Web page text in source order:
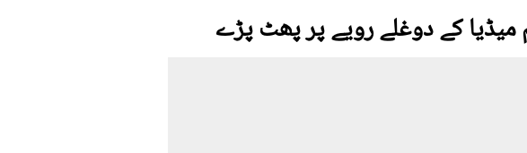
میڈیا کے دوغلے رویے پر پھٹ پڑے